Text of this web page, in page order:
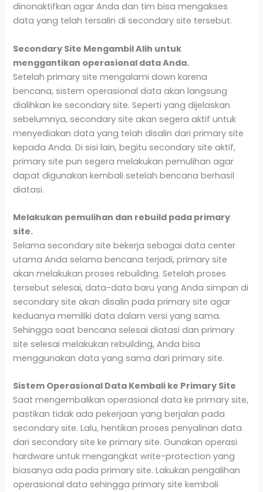
dinonaktifkan agar Anda dan tim bisa mengakses
data yang telah tersalin di secondary site tersebut.
Secondary Site Mengambil Alih untuk
menggantikan operasional data Anda.
Setelah primary site mengalami down karena
bencana, sistem operasional data akan langsung
dialihkan ke secondary site. Seperti yang dijelaskan
sebelumnya, secondary site akan segera aktif untuk
menyediakan data yang telah disalin dari primary site
kepada Anda. Di sisi lain, begitu secondary site aktif,
primary site pun segera melakukan pemulihan agar
dapat digunakan kembali setelah bencana berhasil
diatasi.
Melakukan pemulihan dan rebuild pada primary
site.
Selama secondary site bekerja sebagai data center
utama Anda selama bencana terjadi, primary site
akan melakukan proses rebuilding. Setelah proses
tersebut selesai, data-data baru yang Anda simpan di
secondary site akan disalin pada primary site agar
keduanya memiliki data dalam versi yang sama.
Sehingga saat bencana selesai diatasi dan primary
site selesai melakukan rebuilding, Anda bisa
menggunakan data yang sama dari primary site.
Sistem Operasional Data Kembali ke Primary Site
Saat mengembalikan operasional data ke primary site,
pastikan tidak ada pekerjaan yang berjalan pada
secondary site. Lalu, hentikan proses penyalinan data
dari secondary site ke primary site. Gunakan operasi
hardware untuk mengangkat write-protection yang
biasanya ada pada primary site. Lakukan pengalihan
operasional data sehingga primary site kembali